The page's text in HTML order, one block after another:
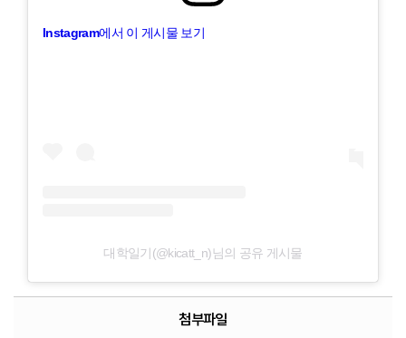
Instagram에서 이 게시물 보기
대학일기(@kicatt_n)님의 공유 게시물
첨부파일